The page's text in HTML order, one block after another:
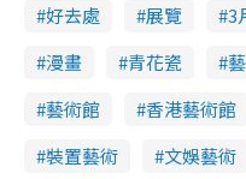
好去處 展覽 3
漫畫
青花瓷
藝術館
香港藝術館
裝置藝術
文娛藝術